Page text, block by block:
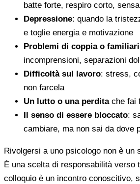
batte forte, respiro corto,
Depressione: quando la
e toglie energia e motivazione
Problemi di coppia o familiari
incomprensioni, separazioni
Difficoltà sul lavoro: stress,
non farcela
Un lutto o una perditache fai
Il senso di essere bloccato:
cambiare, ma non sai da dove
Rivolgersi a uno psicologo non è un
È una scelta di responsabilità verso
colloquio è un incontro conoscitivo,